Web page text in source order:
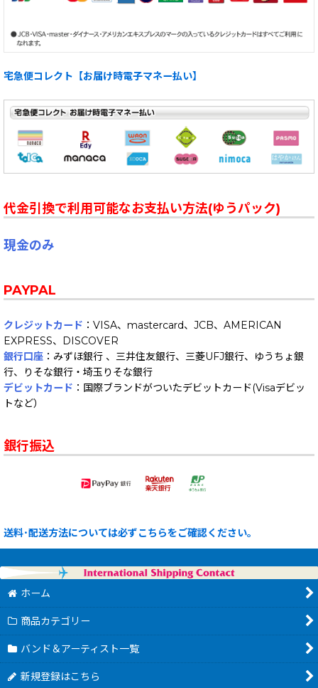
宅急便コレクト【お届け時電子マネー払い】
代金引換で利用可能なお支払い方法(ゆうパック)
現金のみ
PAYPAL
クレジットカード ：VISA、mastercard、JCB、AMERICAN
EXPRESS、DISCOVER
銀行口座 ：みずほ銀行 、三井住友銀行、三菱UFJ銀行、ゆうちょ銀
行、りそな銀行・埼玉りそな銀行
デビットカード ：国際ブランドがついたデビットカード(Visaデビッ
トなど）
銀行振込
送料･配送方法については必ずこちらをご確認ください。
ホーム
商品カテゴリー
バンド＆アーティスト一覧
新規登録はこちら